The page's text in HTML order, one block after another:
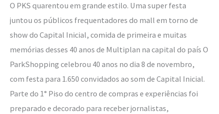
O PKS quarentou em grande estilo. Uma super festa
juntou os públicos frequentadores do mall em torno de
show do Capital Inicial, comida de primeira e muitas
memórias desses 40 anos de Multiplan na capital do país O
ParkShopping celebrou 40 anos no dia 8 de novembro,
com festa para 1.650 convidados ao som de Capital Inicial.
Parte do 1° Piso do centro de compras e experiências foi
preparado e decorado para receber jornalistas,